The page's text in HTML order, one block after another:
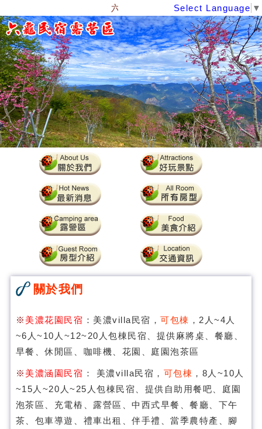
六龜、美濃、杉林、旗山民宿、露
Select Language ▼
關於我們
※ 美濃花園民宿 ：美濃villa民宿，可包棟 ，2人~4人
~6人~10人~12~20人包棟民宿、提供麻將桌、餐廳、
早餐、休閒區、咖啡機、花園、庭園泡茶區
※ 美濃涵園民宿 ： 美濃villa民宿， 可包棟 ，8人~10人
~15人~20人~25人包棟民宿、提供自助用餐吧、庭園
泡茶區、充電樁、露營區、中西式早餐、餐廳、下午
茶、包車導遊、禮車出租、伴手禮、當季農特產、腳